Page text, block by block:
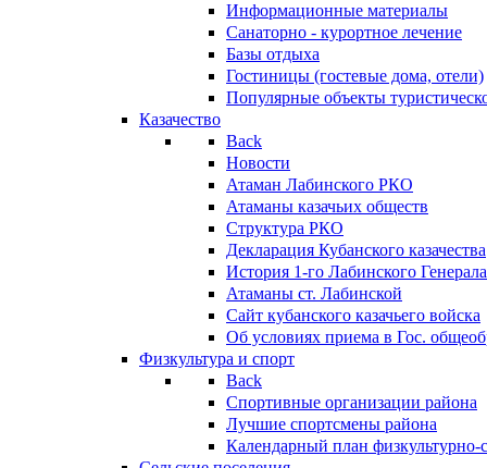
Информационные материалы
Санаторно - курортное лечение
Базы отдыха
Гостиницы (гостевые дома, отели)
Популярные объекты
Казачество
Back
Новости
Атаман Лабинского РКО
Атаманы казачьих обществ
Структура РКО
Декларация Кубанского казачества
История 1-го Лабинского
Атаманы ст. Лабинской
Cайт кубанского казачьего войска
Об условиях приема в Гос.
Физкультура и спорт
Back
Спортивные организации района
Лучшие спортсмены района
Календарный план